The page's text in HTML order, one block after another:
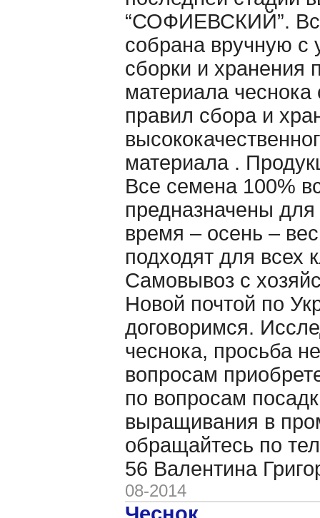
“СОФИЕВСКИЙ”.
собрана вручную c
сборки и хранения
материала
правил сбора и
материала .
Все семена 100%
предназначены
время – осень –
подходят для всех
Самовывоз с
Новой почтой по
договоримся.
чеснока, просьба
вопросам
по вопросам
выращивания в
обращайтесь по
56 Валентина
08-2014